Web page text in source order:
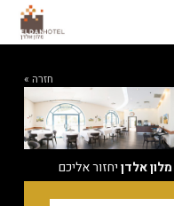
חזרה »
מלון אלדןיחזור אליכם